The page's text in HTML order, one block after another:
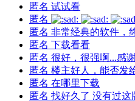
匿名 试试看
匿名
匿名 非常经典的软件，
匿名 下载看看
匿名 很好，很强啊...感
匿名 楼主好人，能否发
匿名 在哪里下载
匿名 找好久了 没有过这